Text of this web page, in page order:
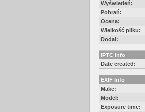
Wyświetleń:
Pobrań:
Ocena:
Wielkość pliku:
Dodał:
IPTC Info
Date created:
EXIF Info
Make:
Model:
Exposure time: